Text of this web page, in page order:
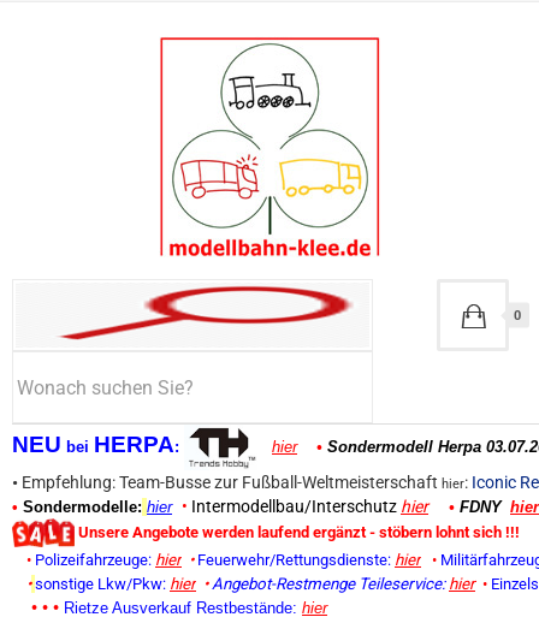
NEU bei HERPA: hier • Sondermodell Herpa
• Empfehlung: Team-Busse zur Fußball-Weltmeisterschaft hier: Iconic
• Sondermodelle: hier • Intermodellbau/Interschutz hier • FDNY hier
Unsere Angebote werden laufend ergänzt - stöbern lohnt sich !!!
• Polizeifahrzeuge: hier • Feuerwehr/Rettungsdienste: hier •
• sonstige Lkw/Pkw: hier • Angebot-Restmenge Teileservice: hier •
• • • Rietze Ausverkauf Restbestände: hier
0